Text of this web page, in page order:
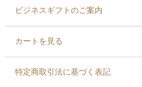
ビジネスギフトのご案内
カートを見る
特定商取引法に基づく表記